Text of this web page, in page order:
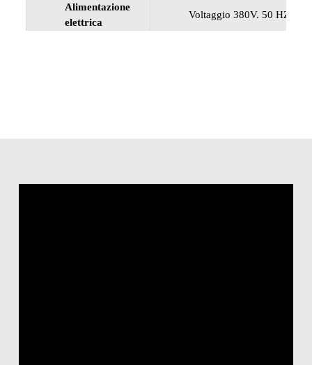
Alimentazione
elettrica
Voltaggio 380V. 50